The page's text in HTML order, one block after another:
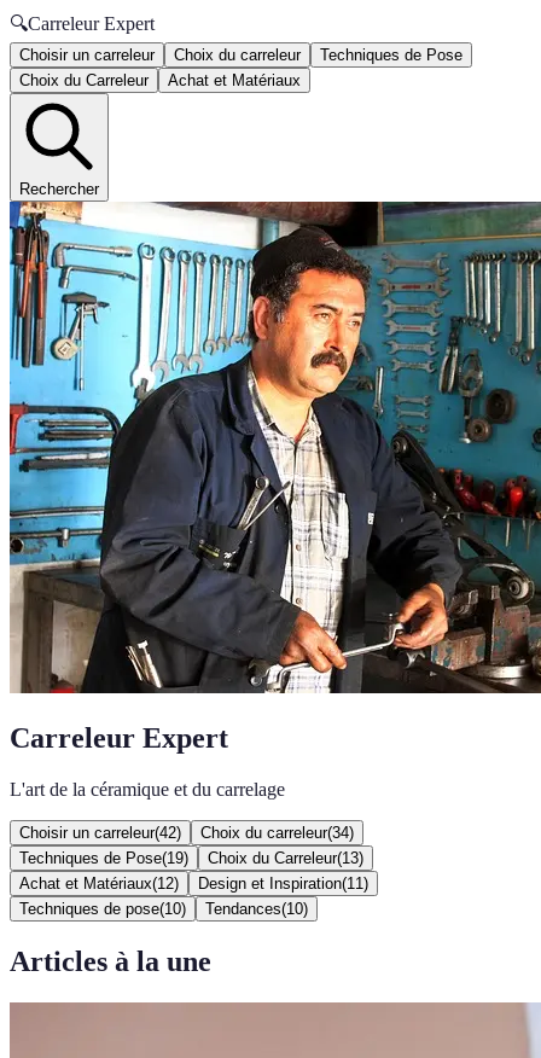
🔍Carreleur Expert
Choisir un carreleur Choix du carreleur
Techniques de Pose
Choix du Carreleur
Achat et Matériaux
Rechercher
Carreleur Expert
L'art de la céramique et du carrelage
Choisir un carreleur(42) Choix du carreleur(34)
Techniques de Pose(19) Choix du Carreleur(13)
Achat et Matériaux(12) Design et Inspiration(11 )
Techniques de pose(10) Tendances(10)
Articles à la une